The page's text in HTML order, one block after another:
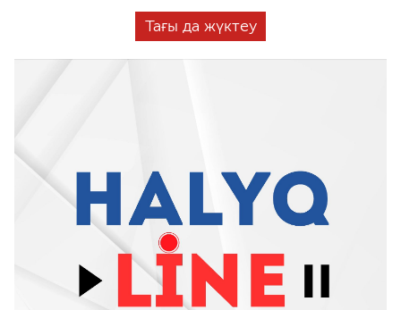
Тағы да жүктеу